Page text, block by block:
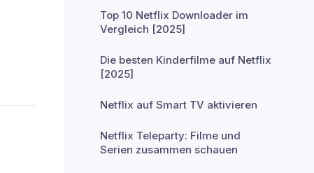
Top 10 Netflix Downloader im
Vergleich [2025]
Die besten Kinderfilme auf Netflix
[2025]
Netflix auf Smart TV aktivieren
Netflix Teleparty: Filme und
Serien zusammen schauen